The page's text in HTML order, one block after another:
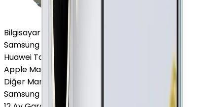
Bilgisayar / Tablet
Samsung Tablet
Huawei Tablet
Apple Macbook
Diğer Markalar
Samsung Tablet